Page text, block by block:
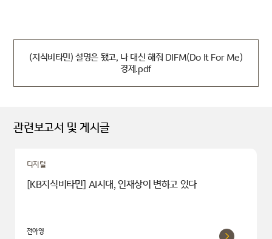
(지식비타민) 설명은 됐고, 나 대신 해줘 DIFM(Do It For Me)
경제.pdf
관련보고서 및 게시글
디지털
[KB지식비타민] AI시대, 인재상이 변하고 있다
전아영